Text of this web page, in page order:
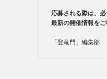
応募される際は、
最新の開催情報をご
「登竜門」編集部